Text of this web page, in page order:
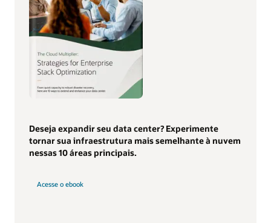
Deseja expandir seu data center? Experimente
tornar sua infraestrutura mais semelhante à nuvem
nessas 10 áreas principais.
Acesse o ebook